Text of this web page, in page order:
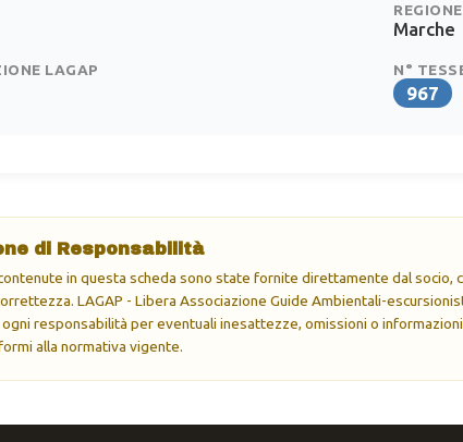
REGIONE
Marche
LAGAP N°
967
di Responsabilità
in questa scheda sono state fornite direttamente dal socio,
LAGAP - Libera Associazione Guide Ambientali-
responsabilità per eventuali inesattezze, omissioni o
alla normativa vigente.